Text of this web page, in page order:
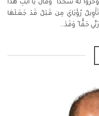
وَخَرُّوا لَهُ سُجَّدًا ۖ وَقَالَ يَا أَبَتِ هَٰذَا
تَأْوِيلُ رُؤْيَايَ مِن قَبْلُ قَدْ جَعَلَهَا
رَبِّي حَقًّا ۖ وَقَدْ…